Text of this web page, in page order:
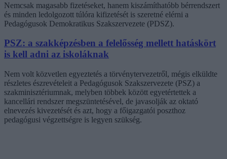
Nemcsak magasabb fizetéseket, hanem kiszámíthatóbb bérrendszert
és minden ledolgozott túlóra kifizetését is szeretné elérni a
Pedagógusok Demokratikus Szakszervezete (PDSZ).
PSZ: a szakképzésben a felelősség mellett hatáskört
is kell adni az iskoláknak
Nem volt közvetlen egyeztetés a törvénytervezetről, mégis elküldte
részletes észrevételeit a Pedagógusok Szakszervezete (PSZ) a
szakminisztériumnak, melyben többek között egyetértettek a
kancellári rendszer megszüntetésével, de javasolják az oktató
elnevezés kivezetését és azt, hogy a főigazgatói poszthoz
pedagógusi végzettségre is legyen szükség.